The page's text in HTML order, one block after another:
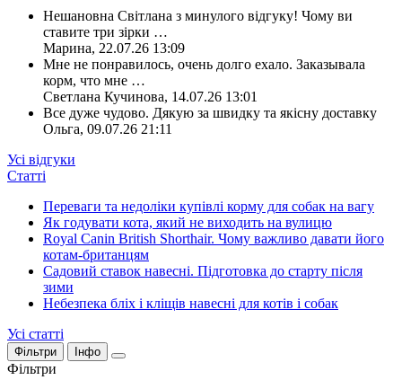
Нешановна Світлана з минулого відгуку! Чому ви
ставите три зірки …
Марина, 22.07.26 13:09
Мне не понравилось, очень долго ехало. Заказывала
корм, что мне …
Светлана Кучинова, 14.07.26 13:01
Все дуже чудово. Дякую за швидку та якісну доставку
Ольга, 09.07.26 21:11
Усі відгуки
Статті
Переваги та недоліки купівлі корму для собак на вагу
Як годувати кота, який не виходить на вулицю
Royal Canin British Shorthair. Чому важливо давати його
котам-британцям
Садовий ставок навесні. Підготовка до старту після
зими
Небезпека бліх і кліщів навесні для котів і собак
Усі статті
Фільтри Інфо
Фільтри